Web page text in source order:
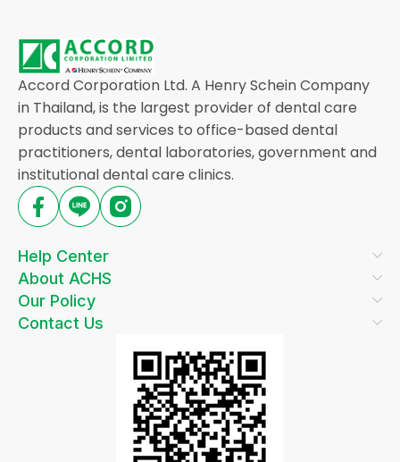
Accord Corporation Ltd. A Henry Schein Company
in Thailand, is the largest provider of dental care
products and services to office-based dental
practitioners, dental laboratories, government and
institutional dental care clinics.
Help Center
About ACHS
Our Policy
Contact Us